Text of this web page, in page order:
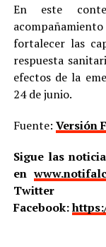
En este
fortalecer las
respuesta
efectos de la
24 de junio.
Fuente: Versión
Sigue las
en
Twitter
Facebook: